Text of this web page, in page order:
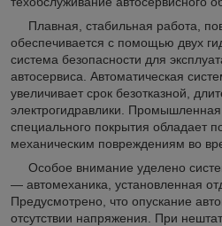
Плавная, стабильная работа,
обеспечивается с помощью двух
система безопасности для
автосервиса. Автоматическая
увеличивает срок безотказной,
электрогидравлики.
специального покрытия обладает
механическим повреждениям во
Особое внимание уделено
― автомеханика, установленная
Предусмотрено, что опускание
отсутствии напряжения. При